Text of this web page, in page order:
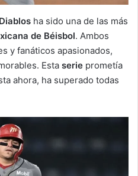
Diablos ha sido una de las más
de Béisbol. Ambos
y fanáticos apasionados,
Esta serie prometía
ahora, ha superado todas